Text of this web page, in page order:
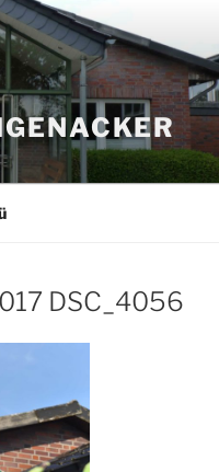
DSC_4056